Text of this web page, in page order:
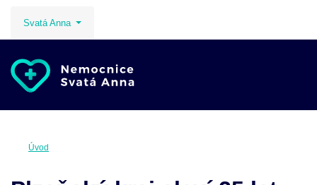
Svatá Anna
Úvod